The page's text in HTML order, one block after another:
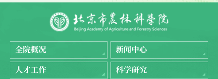
全院概况
新闻中心
人才工作
科学研究